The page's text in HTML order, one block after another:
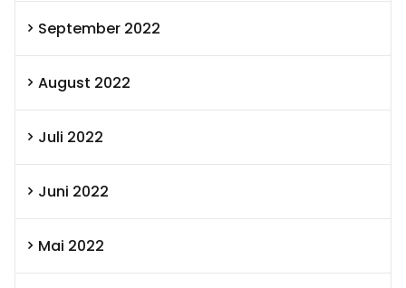
September 2022
August 2022
Juli 2022
Juni 2022
Mai 2022